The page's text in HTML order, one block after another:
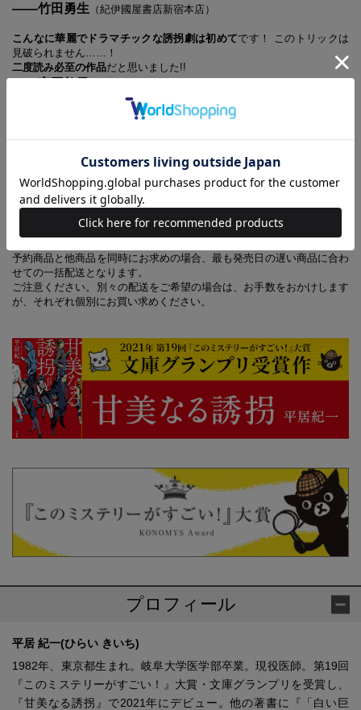
――竹田勇生 （紀伊國屋書店新宿本店）
こんなに華麗でドラマチックな誘拐劇は初めてです！ このトリックは
見破られません……！
二度読み必至の作品だと思いました!!
ヤクザの下っ端、真二と悠人。人使いの荒い兄貴分にこき使われる彼ら
調布で部品店を営む植草父娘は、地上げ屋の嫌がらせで廃業に追い込ま
れかけていた。一方、脱法行為で金を稼ぐ宗教団体・ニルヴァーナで
は、教祖の孫娘・春香が誘拐され――。様々な事件が、衝撃のラストに
どうやって帰結する!? 誘拐ミステリーの新機軸！
予約商品と他商品を同時にお求めの場合、最も発売日の遅い商品に合わ
せての一括配送となります。
ご注意ください。別々の配送をご希望の場合は、お手数をおかけします
が、それぞれ個別にお買い求めください。
プロフィール
平居 紀一(ひらい きいち)
1982年、東京都生まれ。岐阜大学医学部卒業。現役医師。第19回
『このミステリーがすごい！』大賞・文庫グランプリを受賞し、
『甘美なる誘拐』で2021年にデビュー。他の著書に『「白い巨